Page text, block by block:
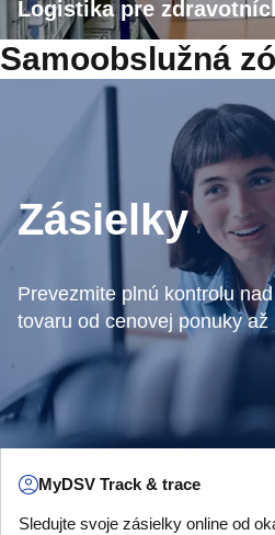
Logistika pre
Samoobslužná
Zásielky
Prevezmite plnú kontrolu
tovaru od cenovej ponuky až
MyDSV Track & trace
Sledujte svoje zásielky online od